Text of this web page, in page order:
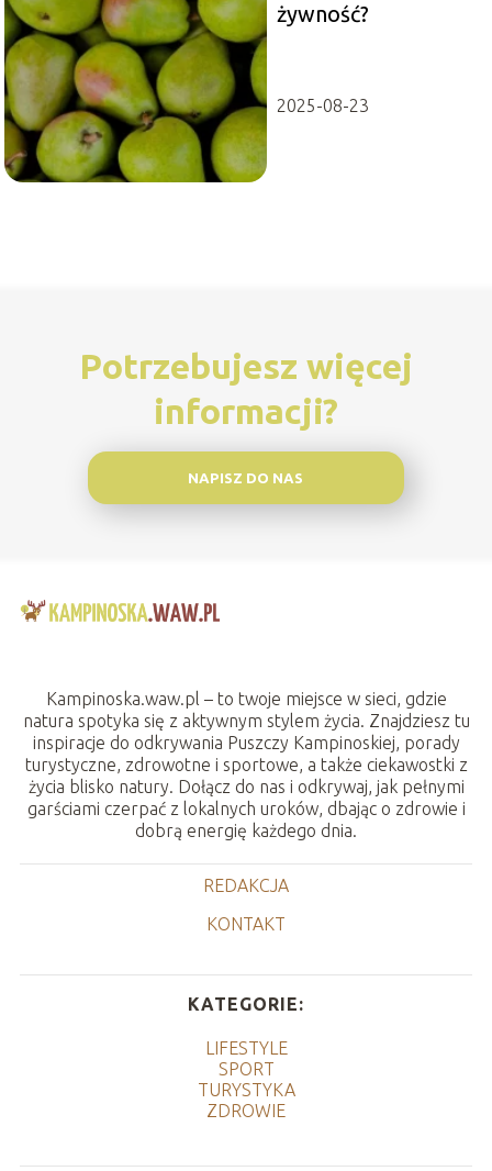
żywność?
2025-08-23
Potrzebujesz więcej
informacji?
NAPISZ DO NAS
Kampinoska.waw.pl – to twoje miejsce w sieci, gdzie
natura spotyka się z aktywnym stylem życia. Znajdziesz tu
inspiracje do odkrywania Puszczy Kampinoskiej, porady
turystyczne, zdrowotne i sportowe, a także ciekawostki z
życia blisko natury. Dołącz do nas i odkrywaj, jak pełnymi
garściami czerpać z lokalnych uroków, dbając o zdrowie i
dobrą energię każdego dnia.
REDAKCJA
KONTAKT
KATEGORIE:
LIFESTYLE
SPORT
TURYSTYKA
ZDROWIE